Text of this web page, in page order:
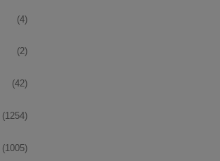
(4)
(2)
(42)
(1254)
(1005)